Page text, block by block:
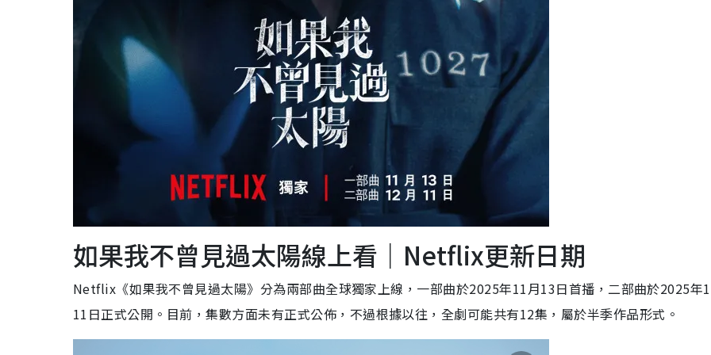
如果我不曾見過太陽線上看｜Netflix更新日期
Netflix《如果我不曾見過太陽》分為兩部曲全球獨家上線，一部曲於2025年11月13日首播，二部曲於2025年
11日正式公開。目前，集數方面未有正式公佈，不過根據以往，全劇可能共有12集，屬於半季作品形式。